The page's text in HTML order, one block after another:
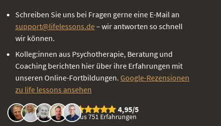
Schreiben Sie uns bei Fragen gerne eine E-Mail an
support@lifelessons.de– wir antworten so schnell
wir können.
Kolleg:innen aus Psychotherapie, Beratung und
Coaching berichten hier über ihre Erfahrungen mit
unseren Online-Fortbildungen. Google-Rezensionen
zu life lessons ansehen
4,95/5
aus 751 Erfahrungen